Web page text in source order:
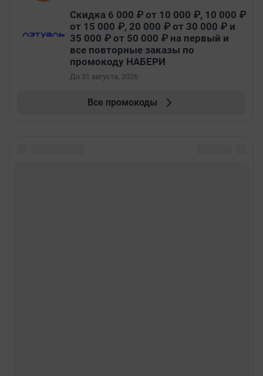
Скидка 6 000 ₽ от 10 000 ₽, 10 000 ₽
от 15 000 ₽, 20 000 ₽ от 30 000 ₽ и
35 000 ₽ от 50 000 ₽ на первый и
все повторные заказы по
промокоду НАБЕРИ
До 31 августа, 2026
Все промокоды